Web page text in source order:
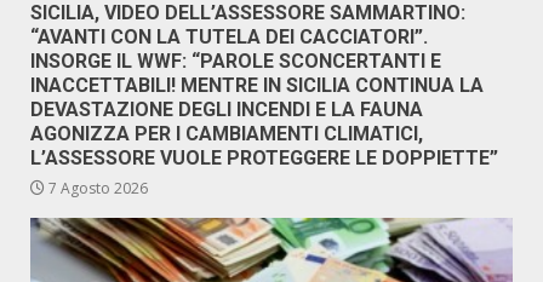
SICILIA, VIDEO DELL’ASSESSORE SAMMARTINO:
“AVANTI CON LA TUTELA DEI CACCIATORI”.
INSORGE IL WWF: “PAROLE SCONCERTANTI E
INACCETTABILI! MENTRE IN SICILIA CONTINUA LA
DEVASTAZIONE DEGLI INCENDI E LA FAUNA
AGONIZZA PER I CAMBIAMENTI CLIMATICI,
L’ASSESSORE VUOLE PROTEGGERE LE DOPPIETTE”
7 Agosto 2026